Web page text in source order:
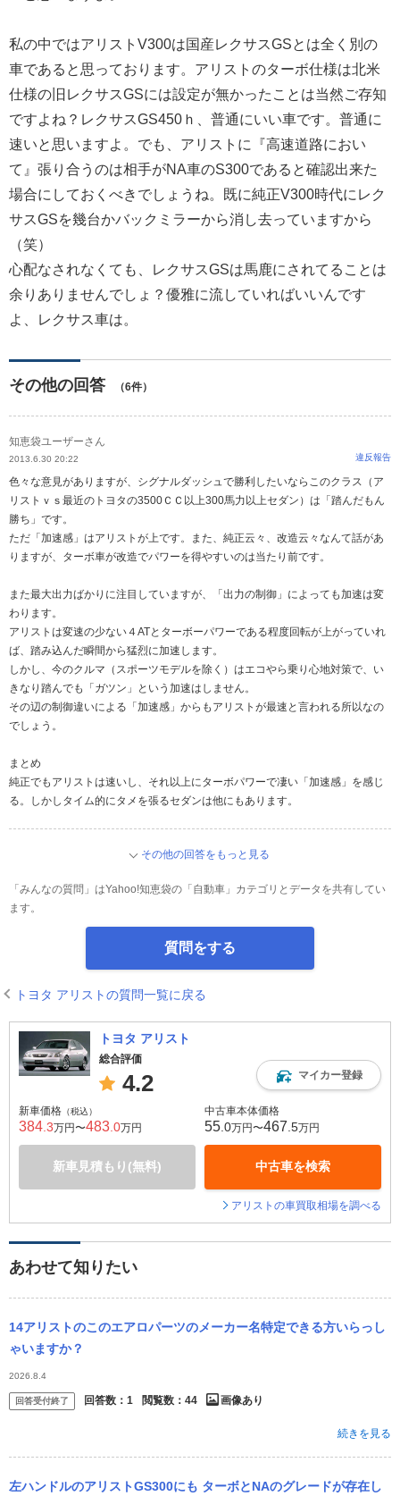
私の中ではアリストV300は国産レクサスGSとは全く別の
車であると思っております。アリストのターボ仕様は北米
仕様の旧レクサスGSには設定が無かったことは当然ご存知
ですよね？レクサスGS450ｈ、普通にいい車です。普通に
速いと思いますよ。でも、アリストに『高速道路におい
て』張り合うのは相手がNA車のS300であると確認出来た
場合にしておくべきでしょうね。既に純正V300時代にレク
サスGSを幾台かバックミラーから消し去っていますから
（笑）
心配なされなくても、レクサスGSは馬鹿にされてることは
余りありませんでしょ？優雅に流していればいいんです
よ、レクサス車は。
その他の回答 （6件）
知恵袋ユーザーさん
2013.6.30 20:22 違反報告
色々な意見がありますが、シグナルダッシュで勝利したいならこのクラス（ア
リストｖｓ最近のトヨタの3500ＣＣ以上300馬力以上セダン）は「踏んだもん
勝ち」です。
ただ「加速感」はアリストが上です。また、純正云々、改造云々なんて話があ
りますが、ターボ車が改造でパワーを得やすいのは当たり前です。
また最大出力ばかりに注目していますが、「出力の制御」によっても加速は変
わります。
アリストは変速の少ない４ATとターボーパワーである程度回転が上がっていれ
ば、踏み込んだ瞬間から猛烈に加速します。
しかし、今のクルマ（スポーツモデルを除く）はエコやら乗り心地対策で、い
きなり踏んでも「ガツン」という加速はしません。
その辺の制御違いによる「加速感」からもアリストが最速と言われる所以なの
でしょう。
まとめ
純正でもアリストは速いし、それ以上にターボパワーで凄い「加速感」を感じ
る。しかしタイム的にタメを張るセダンは他にもあります。
その他の回答をもっと見る
「みんなの質問」はYahoo!知恵袋の「自動車」カテゴリとデータを共有してい
ます。
質問をする
トヨタ アリストの質問一覧に戻る
トヨタ アリスト
総合評価
4.2 マイカー登録
新車価格 （税込）
384 .3万円〜483 .0万円
新車見積もり(無料)
中古車本体価格
55 .0万円〜467 .5万円
中古車を検索
アリストの車買取相場を調べる
あわせて知りたい
14アリストのこのエアロパーツのメーカー名特定できる方いらっし
ゃいますか？
2026.8.4
回答受付終了 回答数： 1 閲覧数： 44 画像あり
続きを見る
左ハンドルのアリストGS300にも ターボとNAのグレードが存在し